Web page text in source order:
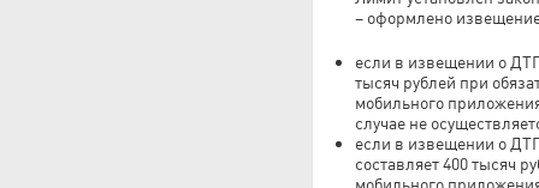
– оформлено
если в извещении о
тысяч рублей при
мобильного
случае не
если в извещении о
составляет 400 тысяч
мобильного